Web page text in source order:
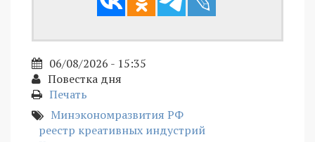
06/08/2026 - 15:35
Повестка дня
Печать
Минэкономразвития РФ
реестр креативных индустрий